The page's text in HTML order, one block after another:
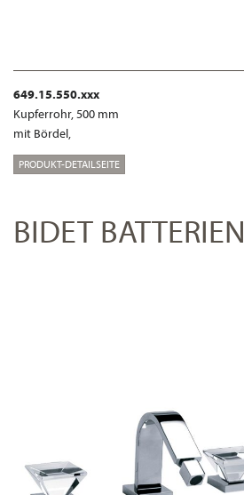
649.15.550.xxx
Kupferrohr, 500 mm
mit Bördel,
PRODUKT-DETAILSEITE
BIDET BATTERIEN